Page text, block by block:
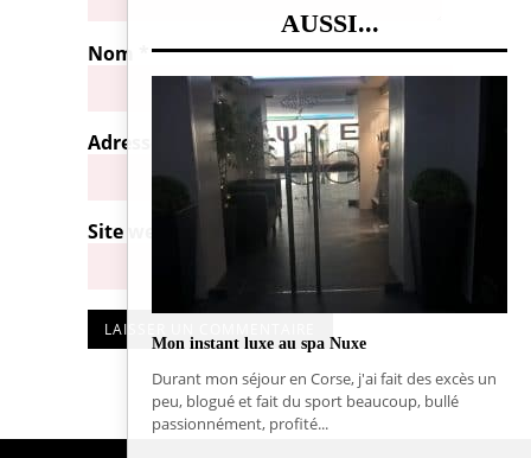
Nom
Adresse de messagerie*
Site web
AUSSI...
Mon instant luxe au spa Nuxe
Durant mon séjour en Corse, j'ai fait des excès un
peu, blogué et fait du sport beaucoup, bullé
passionnément, profité...